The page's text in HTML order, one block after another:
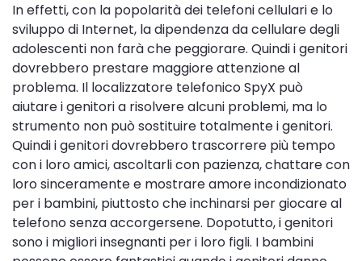
In effetti, con la popolarità dei telefoni cellulari e lo
sviluppo di Internet, la dipendenza da cellulare degli
adolescenti non farà che peggiorare. Quindi i genitori
dovrebbero prestare maggiore attenzione al
problema. Il localizzatore telefonico SpyX può
aiutare i genitori a risolvere alcuni problemi, ma lo
strumento non può sostituire totalmente i genitori.
Quindi i genitori dovrebbero trascorrere più tempo
con i loro amici, ascoltarli con pazienza, chattare con
loro sinceramente e mostrare amore incondizionato
per i bambini, piuttosto che inchinarsi per giocare al
telefono senza accorgersene. Dopotutto, i genitori
sono i migliori insegnanti per i loro figli. I bambini